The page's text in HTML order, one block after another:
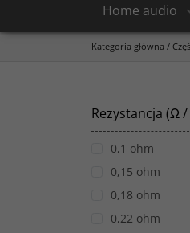
Home audio
Kategoria główna /
Rezystancja (Ω
0,1 ohm
0,15 ohm
0,18 ohm
0,22 ohm